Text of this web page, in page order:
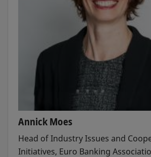
Annick Moes
Head of Industry Issues and
Initiatives, Euro Banking